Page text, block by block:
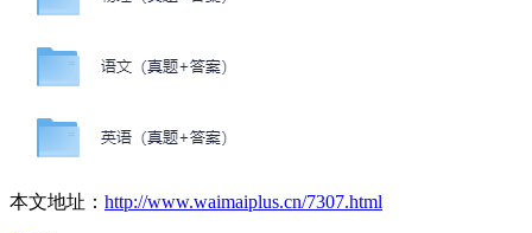
本文地址： http://www.waimaiplus.cn/7307.html